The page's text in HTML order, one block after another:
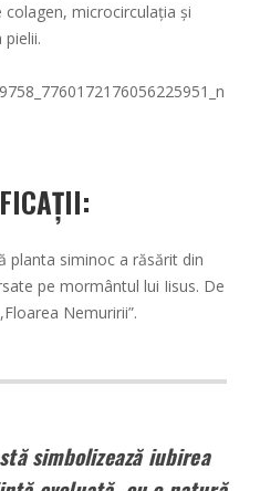
microcirculația și
planta siminoc a răsărit din
pe mormântul lui Iisus. De
Nemuririi”.
simbolizează iubirea